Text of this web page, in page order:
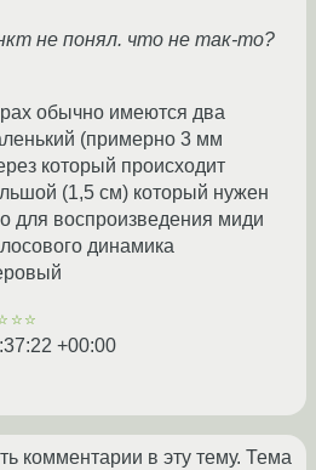
не понял. что не так-то?
обычно имеются два
(примерно 3 мм
который происходит
(1,5 см) который нужен
для воспроизведения миди
динамика
+00:00
комментарии в эту тему. Тема